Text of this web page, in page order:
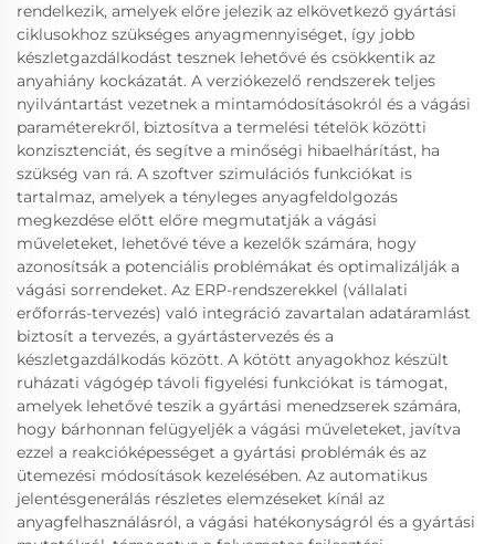
rendelkezik, amelyek előre jelezik az elkövetkező gyártási
ciklusokhoz szükséges anyagmennyiséget, így jobb
készletgazdálkodást tesznek lehetővé és csökkentik az
anyahiány kockázatát. A verziókezelő rendszerek teljes
nyilvántartást vezetnek a mintamódosításokról és a vágási
paraméterekről, biztosítva a termelési tételök közötti
konzisztenciát, és segítve a minőségi hibaelhárítást, ha
szükség van rá. A szoftver szimulációs funkciókat is
tartalmaz, amelyek a tényleges anyagfeldolgozás
megkezdése előtt előre megmutatják a vágási
műveleteket, lehetővé téve a kezelők számára, hogy
azonosítsák a potenciális problémákat és optimalizálják a
vágási sorrendeket. Az ERP-rendszerekkel (vállalati
erőforrás-tervezés) való integráció zavartalan adatáramlást
biztosít a tervezés, a gyártástervezés és a
készletgazdálkodás között. A kötött anyagokhoz készült
ruházati vágógép távoli figyelési funkciókat is támogat,
amelyek lehetővé teszik a gyártási menedzserek számára,
hogy bárhonnan felügyeljék a vágási műveleteket, javítva
ezzel a reakcióképességet a gyártási problémák és az
ütemezési módosítások kezelésében. Az automatikus
jelentésgenerálás részletes elemzéseket kínál az
anyagfelhasználásról, a vágási hatékonyságról és a gyártási